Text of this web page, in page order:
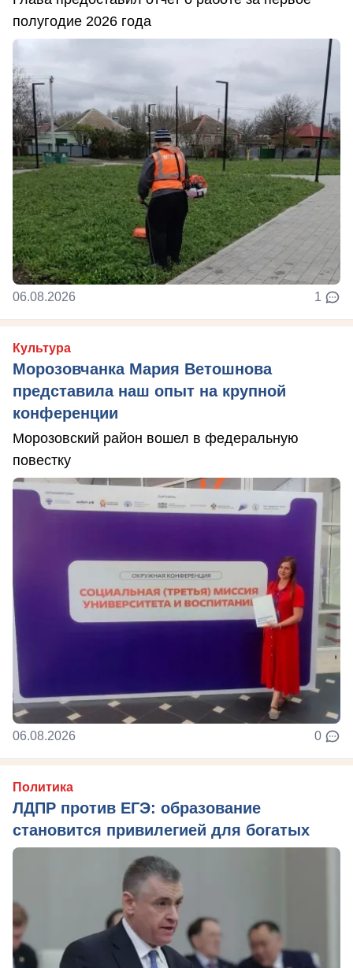
полугодие 2026 года
06.08.2026 1
Культура
Морозовчанка Мария Ветошнова
представила наш опыт на крупной
конференции
Морозовский район вошел в федеральную
повестку
06.08.2026 0
Политика
ЛДПР против ЕГЭ: образование
становится привилегией для богатых